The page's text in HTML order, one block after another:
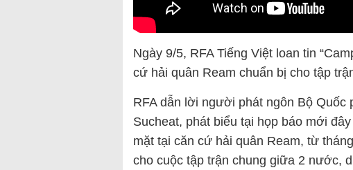
Ngày 9/5, RFA Tiếng Việt loan tin
cứ hải quân Ream chuẩn bị cho tập
RFA dẫn lời người phát ngôn Bộ
Sucheat, phát biểu tại họp báo mới
mặt tại căn cứ hải quân Ream, từ
cho cuộc tập trận chung giữa 2 nước,